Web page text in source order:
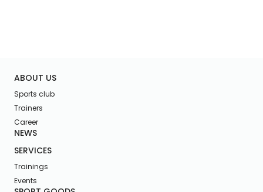
ABOUT US
Sports club
Trainers
Career
NEWS
SERVICES
Trainings
Events